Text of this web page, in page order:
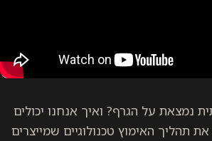
נמצאת על הגרף? ואיך אנחנו יכולים
תהליך האימוץ טכנולוגיים שמייצרים